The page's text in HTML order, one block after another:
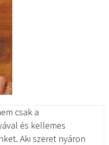
csak a
és kellemes
Aki szeret nyáron